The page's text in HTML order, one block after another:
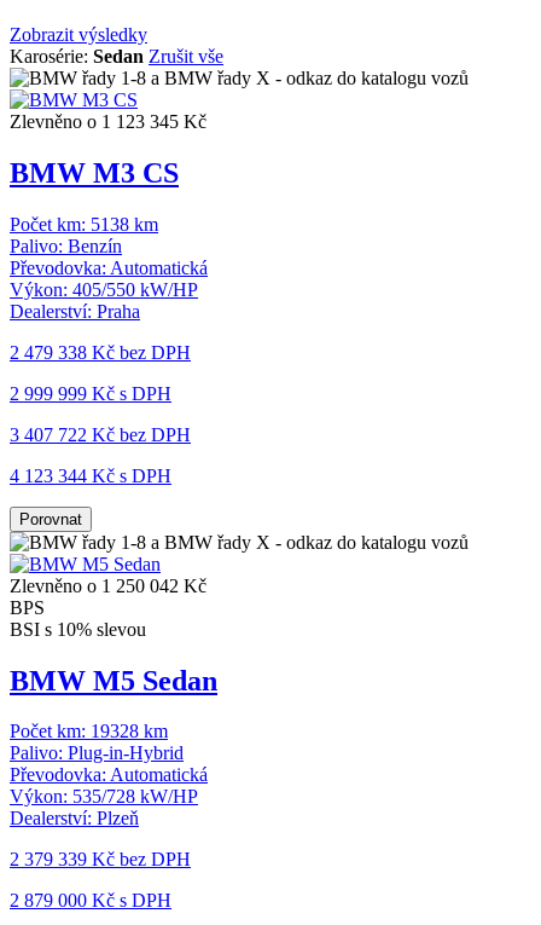
Zobrazit výsledky
Karosérie: Sedan Zrušit vše
Zlevněno o 1 123 345 Kč
BMW M3 CS
Počet km: 5138 km
Palivo: Benzín
Převodovka: Automatická
Výkon: 405/550 kW/HP
Dealerství: Praha
2 479 338 Kč bez DPH
2 999 999 Kč s DPH
3 407 722 Kč bez DPH
4 123 344 Kč s DPH
Porovnat
Zlevněno o 1 250 042 Kč
BPS
BSI s 10% slevou
BMW M5 Sedan
Počet km: 19328 km
Palivo: Plug-in-Hybrid
Převodovka: Automatická
Výkon: 535/728 kW/HP
Dealerství: Plzeň
2 379 339 Kč bez DPH
2 879 000 Kč s DPH